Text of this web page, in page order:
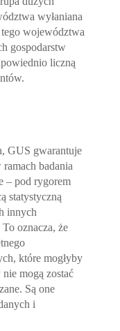
wyłaniana
województwa
gospodarstw
liczną
GUS gwarantuje
badania
– pod rygorem
statystyczną
innych
oznacza, że
które mogłyby
mogą zostać
Są one
i